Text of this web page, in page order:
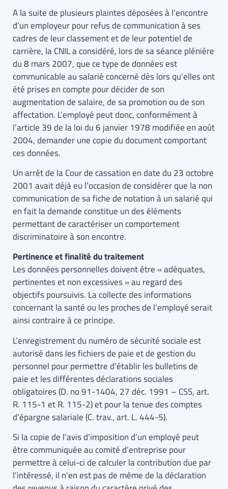
A la suite de plusieurs plaintes déposées à l’encontre
d’un employeur pour refus de communication à ses
cadres de leur classement et de leur potentiel de
carrière, la CNIL a considéré, lors de sa séance plénière
du 8 mars 2007, que ce type de données est
communicable au salarié concerné dès lors qu’elles ont
été prises en compte pour décider de son
augmentation de salaire, de sa promotion ou de son
affectation. L’employé peut donc, conformément à
l’article 39 de la loi du 6 janvier 1978 modifiée en août
2004, demander une copie du document comportant
ces données.
Un arrêt de la Cour de cassation en date du 23 octobre
2001 avait déjà eu l’occasion de considérer que la non
communication de sa fiche de notation à un salarié qui
en fait la demande constitue un des éléments
permettant de caractériser un comportement
discriminatoire à son encontre.
Pertinence et finalité du traitement
Les données personnelles doivent être « adéquates,
pertinentes et non excessives » au regard des
objectifs poursuivis. La collecte des informations
concernant la santé ou les proches de l’employé serait
ainsi contraire à ce principe.
L’enregistrement du numéro de sécurité sociale est
autorisé dans les fichiers de paie et de gestion du
personnel pour permettre d’établir les bulletins de
paie et les différentes déclarations sociales
obligatoires (D. no 91-1404, 27 déc. 1991 – CSS, art.
R. 115-1 et R. 115-2) et pour la tenue des comptes
d’épargne salariale (C. trav., art. L. 444-5).
Si la copie de l’avis d’imposition d’un employé peut
être communiquée au comité d’entreprise pour
permettre à celui-ci de calculer la contribution due par
l’intéressé, il n’en est pas de même de la déclaration